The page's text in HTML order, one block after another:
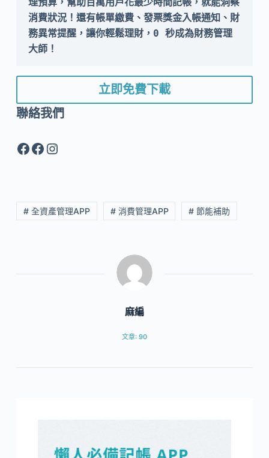
消費狀況！還有帳單繳費、發票獎金入帳通知、財
務異常提醒，讓你輕鬆理財，0 秒成為財務管理
大師！
立即免費下載
聯絡我們
Facebook
Facebook
Instagram
# 全資產管理APP # 消費管理APP # 節能補助
麻編
文章: 90